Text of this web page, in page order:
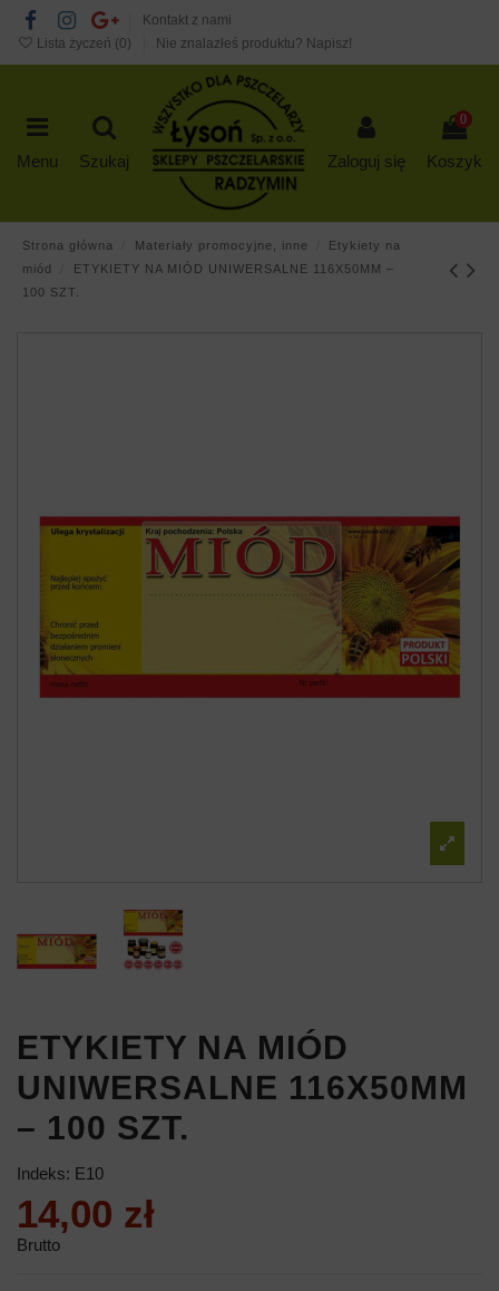
Kontakt z nami
Lista życzeń (0) Nie znalazłeś produktu? Napisz!
Menu Szukaj Zaloguj się
0
Koszyk
Strona główna Materiały promocyjne, inne
Etykiety na
miód
ETYKIETY NA MIÓD UNIWERSALNE 116X50MM –
100 SZT.
ETYKIETY NA MIÓD
UNIWERSALNE 116X50MM
– 100 SZT.
Indeks: E10
14,00 zł
Brutto